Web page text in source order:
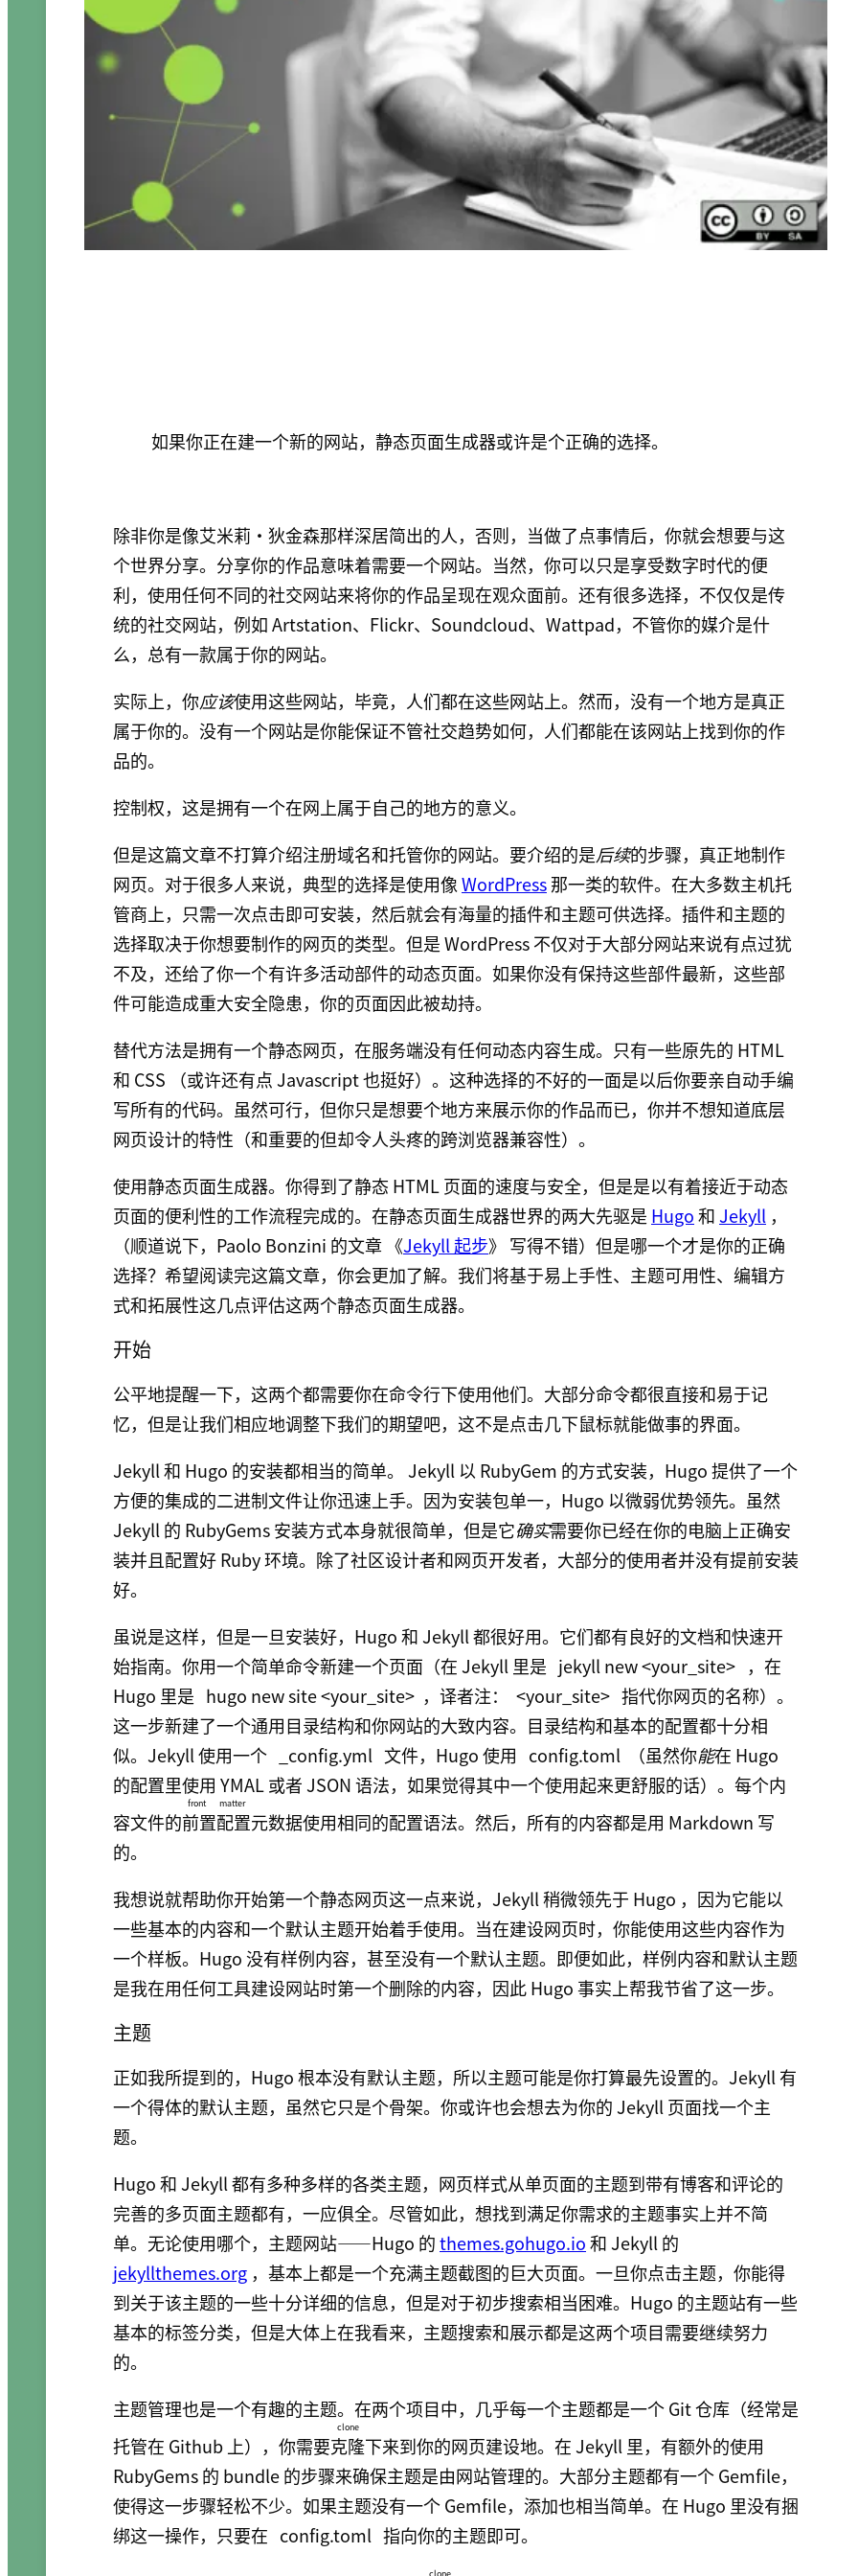
如果你正在建一个新的网站，静态页面生成器或许是个正确的选择。
除非你是像艾米莉·狄金森那样深居简出的人，否则，当做了点事情后，你就会想要与这
个世界分享。分享你的作品意味着需要一个网站。当然，你可以只是享受数字时代的便
利，使用任何不同的社交网站来将你的作品呈现在观众面前。还有很多选择，不仅仅是传
统的社交网站，例如 Artstation、Flickr、Soundcloud、Wattpad，不管你的媒介是什
么，总有一款属于你的网站。
实际上，你应该使用这些网站，毕竟，人们都在这些网站上。然而，没有一个地方是真正
属于你的。没有一个网站是你能保证不管社交趋势如何，人们都能在该网站上找到你的作
品的。
控制权，这是拥有一个在网上属于自己的地方的意义。
但是这篇文章不打算介绍注册域名和托管你的网站。要介绍的是后续的步骤，真正地制作
网页。对于很多人来说，典型的选择是使用像WordPress那一类的软件。在大多数主机托
管商上，只需一次点击即可安装，然后就会有海量的插件和主题可供选择。插件和主题的
选择取决于你想要制作的网页的类型。但是 WordPress 不仅对于大部分网站来说有点过犹
不及，还给了你一个有许多活动部件的动态页面。如果你没有保持这些部件最新，这些部
件可能造成重大安全隐患，你的页面因此被劫持。
替代方法是拥有一个静态网页，在服务端没有任何动态内容生成。只有一些原先的 HTML
和 CSS （或许还有点 Javascript 也挺好）。这种选择的不好的一面是以后你要亲自动手编
写所有的代码。虽然可行，但你只是想要个地方来展示你的作品而已，你并不想知道底层
网页设计的特性（和重要的但却令人头疼的跨浏览器兼容性）。
使用静态页面生成器。你得到了静态 HTML 页面的速度与安全，但是是以有着接近于动态
页面的便利性的工作流程完成的。在静态页面生成器世界的两大先驱是 Hugo和 Jekyll ，
（顺道说下，Paolo Bonzini 的文章 《Jekyll 起步》 写得不错）但是哪一个才是你的正确
选择？希望阅读完这篇文章，你会更加了解。我们将基于易上手性、主题可用性、编辑方
式和拓展性这几点评估这两个静态页面生成器。
开始
公平地提醒一下，这两个都需要你在命令行下使用他们。大部分命令都很直接和易于记
忆，但是让我们相应地调整下我们的期望吧，这不是点击几下鼠标就能做事的界面。
Jekyll 和 Hugo 的安装都相当的简单。 Jekyll 以 RubyGem 的方式安装，Hugo 提供了一个
方便的集成的二进制文件让你迅速上手。因为安装包单一，Hugo 以微弱优势领先。虽然
Jekyll 的 RubyGems 安装方式本身就很简单，但是它确实需要你已经在你的电脑上正确安
装并且配置好 Ruby 环境。除了社区设计者和网页开发者，大部分的使用者并没有提前安装
好。
虽说是这样，但是一旦安装好，Hugo 和 Jekyll 都很好用。它们都有良好的文档和快速开
始指南。你用一个简单命令新建一个页面（在 Jekyll 里是 jekyll new <your_site> ，在
Hugo 里是 hugo new site <your_site> ，译者注： <your_site> 指代你网页的名称）。
这一步新建了一个通用目录结构和你网站的大致内容。目录结构和基本的配置都十分相
似。Jekyll 使用一个
_config.yml 文件，Hugo 使用 config.toml （虽然你能在 Hugo
的配置里使用 YMAL 或者 JSON 语法，如果觉得其中一个使用起来更舒服的话）。每个内
容文件的前置配置
front matter
元数据使用相同的配置语法。然后，所有的内容都是用 Markdown 写
的。
我想说就帮助你开始第一个静态网页这一点来说，Jekyll 稍微领先于 Hugo ，因为它能以
一些基本的内容和一个默认主题开始着手使用。当在建设网页时，你能使用这些内容作为
一个样板。Hugo 没有样例内容，甚至没有一个默认主题。即便如此，样例内容和默认主题
是我在用任何工具建设网站时第一个删除的内容，因此 Hugo 事实上帮我节省了这一步。
主题
正如我所提到的，Hugo 根本没有默认主题，所以主题可能是你打算最先设置的。Jekyll 有
一个得体的默认主题，虽然它只是个骨架。你或许也会想去为你的 Jekyll 页面找一个主
题。
Hugo 和 Jekyll 都有多种多样的各类主题，网页样式从单页面的主题到带有博客和评论的
完善的多页面主题都有，一应俱全。尽管如此，想找到满足你需求的主题事实上并不简
单。无论使用哪个，主题网站——Hugo 的themes.gohugo.io和 Jekyll 的
jekyllthemes.org ，基本上都是一个充满主题截图的巨大页面。一旦你点击主题，你能得
到关于该主题的一些十分详细的信息，但是对于初步搜索相当困难。Hugo 的主题站有一些
基本的标签分类，但是大体上在我看来，主题搜索和展示都是这两个项目需要继续努力
的。
主题管理也是一个有趣的主题。在两个项目中，几乎每一个主题都是一个 Git 仓库（经常是
托管在 Github 上），你需要克隆
clone
下来到你的网页建设地。在 Jekyll 里，有额外的使用
RubyGems 的 bundle 的步骤来确保主题是由网站管理的。大部分主题都有一个 Gemfile，
使得这一步骤轻松不少。如果主题没有一个 Gemfile，添加也相当简单。在 Hugo 里没有捆
绑这一操作，只要在 config.toml 指向你的主题即可。